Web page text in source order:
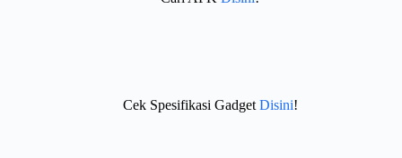
Cek Spesifikasi GadgetDisini!